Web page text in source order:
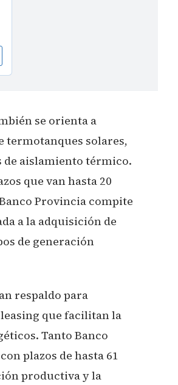
se orienta a
termotanques solares,
aislamiento térmico.
que van hasta 20
Provincia compite
a la adquisición de
de generación
respaldo para
que facilitan la
Tanto Banco
plazos de hasta 61
productiva y la